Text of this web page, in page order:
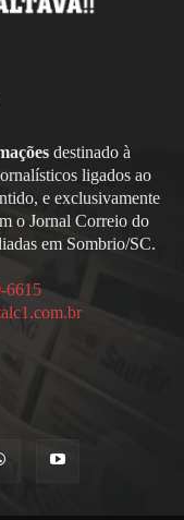
destinado à
ligados ao
e exclusivamente
o Jornal Correio do
em Sombrio/SC.
6615